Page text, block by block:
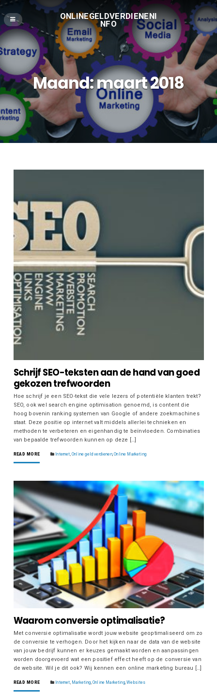
ONLINEGELDVERDIENENI
NFO
Maand:maart 2018
Schrijf SEO-teksten aan de hand van goed
gekozen trefwoorden
Hoe schrijf je een SEO-tekst die vele lezers of potentiële klanten trekt?
SEO, ook wel search engine optimisation genoemd, is content die
hoog bovenin ranking systemen van Google of andere zoekmachines
staat. Deze positie op internet valt middels allerlei technieken en
methoden te verbeteren en eigenhandig te beïnvloeden. Combinaties
van bepaalde trefwoorden kunnen op deze […]
READ MORE Internet ,Online geld verdienen,Online Marketing
Waarom conversie optimalisatie?
Met conversie optimalisatie wordt jouw website geoptimaliseerd om zo
de conversie te verhogen. Door het kijken naar de data van de website
van jouw bedrijf kunnen er keuzes gemaakt worden en aanpassingen
worden doorgevoerd wat een positief effect heeft op de conversie van
de website. Wil je dit ook? Wij kennen een online marketing bureau […]
READ MORE Internet Marketing ,Online Marketing,Websites